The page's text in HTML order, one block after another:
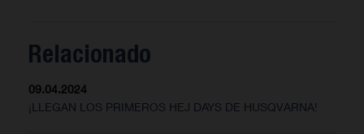
Relacionado
09.04.2024
¡LLEGAN LOS PRIMEROS HEJ DAYS DE HUSQVARNA!